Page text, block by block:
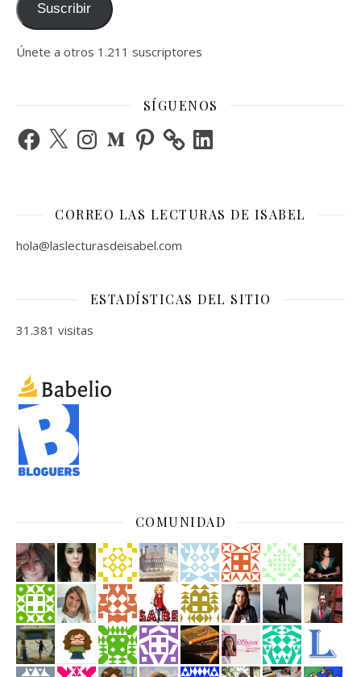
Suscribir
Únete a otros 1.211 suscriptores
SÍGUENOS
Facebook
X InstagramMediumPinterest LinkedIn
CORREO LAS LECTURAS DE ISABEL
hola@laslecturasdeisabel.com
ESTADÍSTICAS DEL SITIO
31.381 visitas
COMUNIDAD